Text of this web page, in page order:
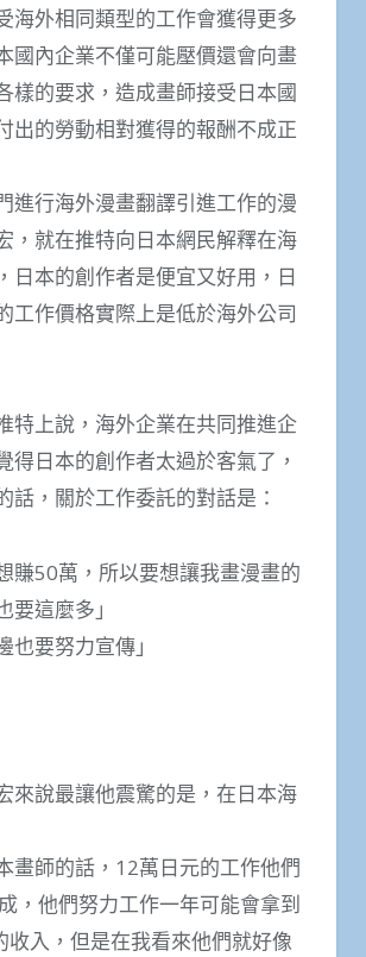
海外相同類型的工作會獲得更多
國內企業不僅可能壓價還會向畫
樣的要求，造成畫師接受日本國
出的勞動相對獲得的報酬不成正
進行海外漫畫翻譯引進工作的漫
，就在推特向日本網民解釋在海
日本的創作者是便宜又好用，日
工作價格實際上是低於海外公司
特上說，海外企業在共同推進企
得日本的創作者太過於客氣了，
話，關於工作委託的對話是：
賺50萬，所以要想讓我畫漫畫的
要這麼多」
也要努力宣傳」
來說最讓他震驚的是，在日本海
畫師的話，12萬日元的工作他們
，他們努力工作一年可能會拿到
收入，但是在我看來他們就好像